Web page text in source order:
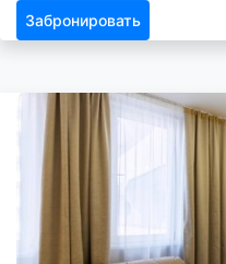
Забронировать